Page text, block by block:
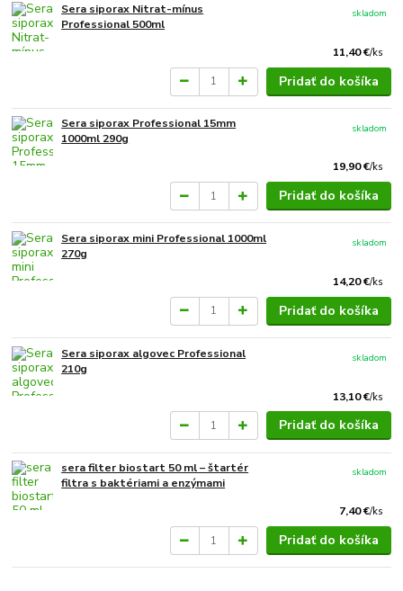
Sera siporax Nitrat-mínus
Professional 500ml
11,40 €/ks
skladom
Pridať do košíka
Sera siporax Professional 15mm
1000ml 290g
19,90 €/ks
skladom
Pridať do košíka
Sera siporax mini Professional 1000ml
270g
14,20 €/ks
skladom
Pridať do košíka
Sera siporax algovec Professional
210g
13,10 €/ks
skladom
Pridať do košíka
sera filter biostart 50 ml – štartér
filtra s baktériami a enzýmami
7,40 €/ks
skladom
Pridať do košíka